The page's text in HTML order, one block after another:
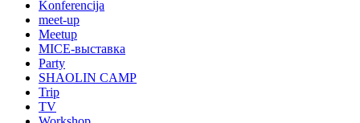
Konferencija
meet-up
Meetup
MICE-выставка
Party
SHAOLIN CAMP
Trip
TV